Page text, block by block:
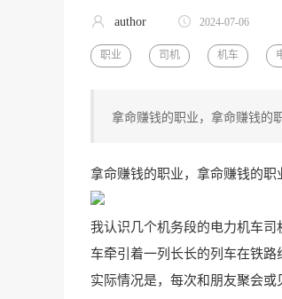
author 2024-07-06
职业 司机 机车
拿命赚钱的职业，拿命赚钱的
拿命赚钱的职业，拿命赚钱的职
我认识几个机务段的电力机车
车牵引着一列长长的列车在铁路
实际情况是，每次和朋友聚会或